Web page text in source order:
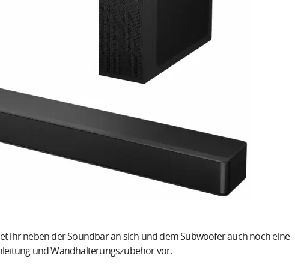
ihr neben der Soundbar an sich und dem Subwoofer auch noch eine
und Wandhalterungszubehör vor.